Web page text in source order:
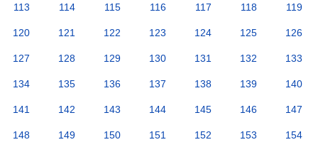
113 114 115 116 117 118 119
120 121 122 123 124 125 126
127 128 129 130 131 132 133
134 135 136 137 138 139 140
141 142 143 144 145 146 147
148 149 150 151 152 153 154